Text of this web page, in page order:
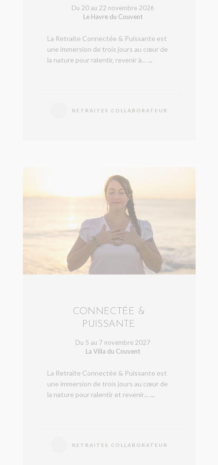
Du 20 au 22 novembre 2026
Le Havre du Couvent
La Retraite Connectée & Puissante est
une immersion de trois jours au cœur de
la nature pour ralentir, revenir à… ...
RETRAITES COLLABORATEUR
CONNECTÉE &
PUISSANTE
Du 5 au 7 novembre 2027
La Villa du Couvent
La Retraite Connectée & Puissante est
une immersion de trois jours au cœur de
la nature pour ralentir et revenir… ...
RETRAITES COLLABORATEUR